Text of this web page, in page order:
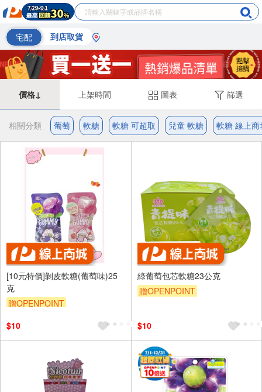
宅配 到店取貨
價格↓ 上架時間 圖表 篩選
相關分類 葡萄 軟糖 軟糖 可超取 兒童 軟糖 軟糖 線上商
[10元特價]剝皮軟糖(葡萄味)25
克
贈OPENPOINT
$10
綠葡萄包芯軟糖23公克
贈OPENPOINT
$10